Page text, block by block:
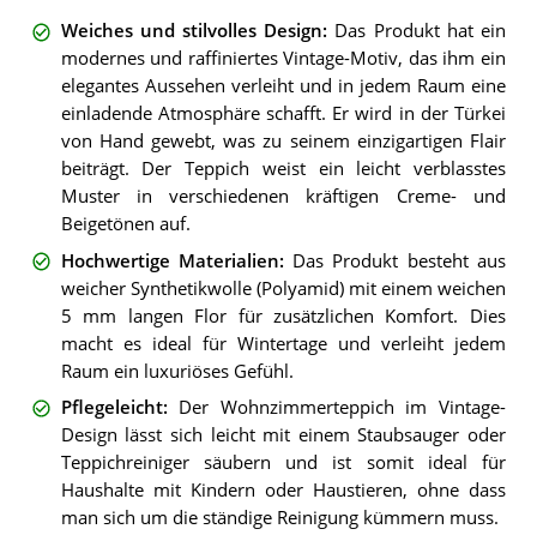
Weiches und stilvolles Design: Das Produkt hat ein
modernes und raffiniertes Vintage-Motiv, das ihm ein
elegantes Aussehen verleiht und in jedem Raum eine
einladende Atmosphäre schafft. Er wird in der Türkei
von Hand gewebt, was zu seinem einzigartigen Flair
beiträgt. Der Teppich weist ein leicht verblasstes
Muster in verschiedenen kräftigen Creme- und
Beigetönen auf.
Hochwertige Materialien: Das Produkt besteht aus
weicher Synthetikwolle (Polyamid) mit einem weichen
5 mm langen Flor für zusätzlichen Komfort. Dies
macht es ideal für Wintertage und verleiht jedem
Raum ein luxuriöses Gefühl.
Pflegeleicht: Der Wohnzimmerteppich im Vintage-
Design lässt sich leicht mit einem Staubsauger oder
Teppichreiniger säubern und ist somit ideal für
Haushalte mit Kindern oder Haustieren, ohne dass
man sich um die ständige Reinigung kümmern muss.